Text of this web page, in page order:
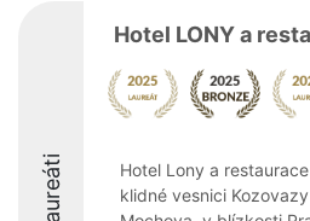
Laureáti
Hotel LONY a
Hotel Lony a
klidné vesnici